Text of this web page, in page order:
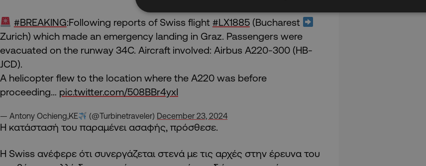
#BREAKING:Following reports of Swiss flight #LX1885(Bucharest
Zurich) which made an emergency landing in Graz. Passengers were
evacuated on the runway 34C. Aircraft involved: Airbus A220-300 (HB-
JCD).
A helicopter flew to the location where the A220 was before
proceeding… pic.twitter.com/508BBr4yxI
— Antony Ochieng,KE (@Turbinetraveler) December 23, 2024
Η κατάστασή του παραμένει ασαφής, πρόσθεσε.
Η Swiss ανέφερε ότι συνεργάζεται στενά με τις αρχές στην έρευνα του